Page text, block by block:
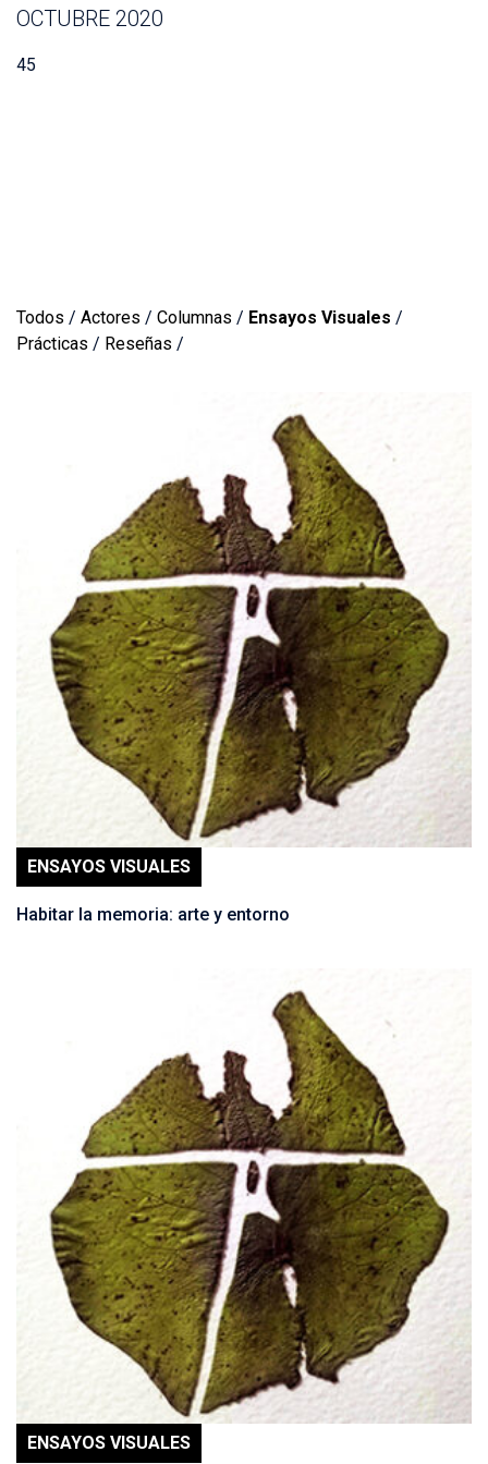
OCTUBRE 2020
45
Todos / Actores / Columnas / Ensayos Visuales /
Prácticas / Reseñas /
ENSAYOS VISUALES
Habitar la memoria: arte y entorno
ENSAYOS VISUALES